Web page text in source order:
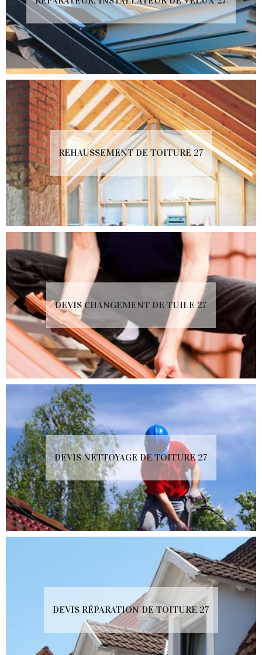
REHAUSSEMENT DE TOITURE 27
DEVIS CHANGEMENT DE TUILE 27
DEVIS NETTOYAGE DE TOITURE 27
DEVIS RÉPARATION DE TOITURE 27